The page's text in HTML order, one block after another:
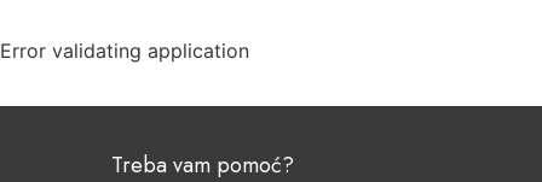
Error validating application
Treba vam pomoć?